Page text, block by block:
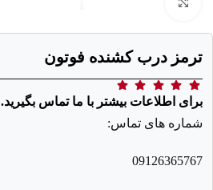
ترمز درب کشنده فوتون
برای اطلاعات بیشتر با ما تماس بگیرید.
شماره های تماس:
09126365767